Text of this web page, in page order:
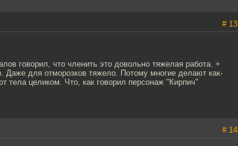
# 13
говорил, что членить это довольно тяжелая работа. +
Даже для отморозков тяжело. Потому многие делают как-
тела целиком. Что, как говорил персонаж "Кирпич"
# 14